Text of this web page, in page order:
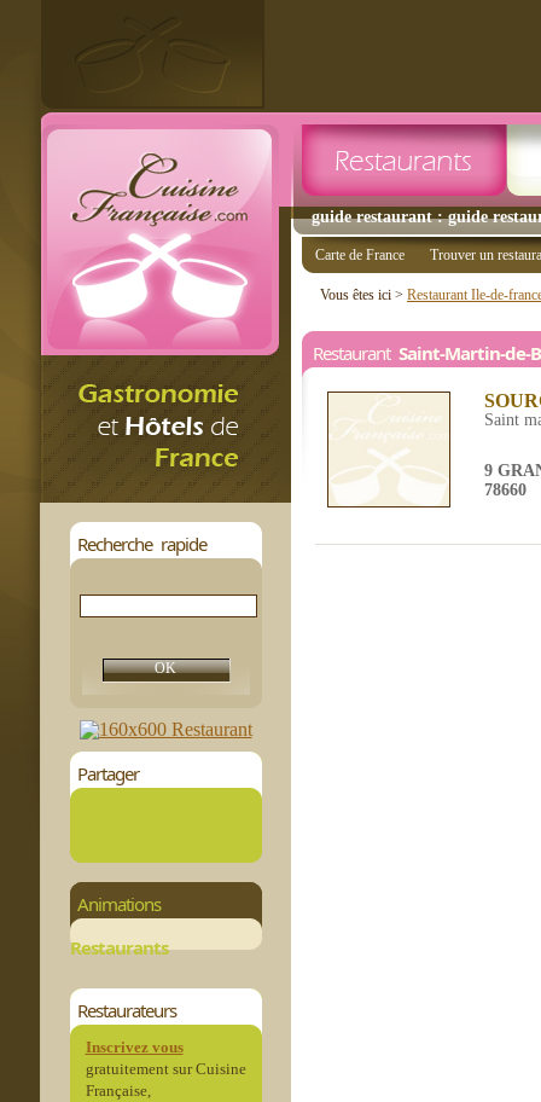
guide restaurant : guide
Recherche rapide
Partager
Animations
Restaurants
Restaurateurs
Inscrivez vous
gratuitement sur Cuisine
Française,
Carte de France Trouver un
Vous êtes ici > Restaurant Ile-de-
Restaurant Saint-Martin-de-
Saint
9
78660